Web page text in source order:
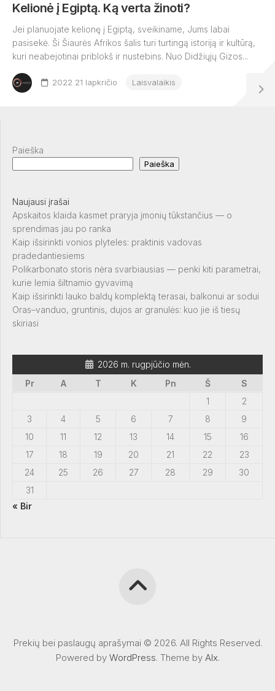
Kelionė į Egiptą. Ką verta žinoti?
Jei planuojate kelionę į Egiptą, sveikiname, Jums labai
pasisekė. Ši Šiaurės Afrikos šalis turi turtingą istoriją ir kultūrą,
kuri neabejotinai priblokš ir nustebins. Nuo Didžiųjų Gizos...
2022 21 lapkričio Laisvalaikis
Paieška
Paieška
Naujausi įrašai
Apskaitos klaida kasmet praryja įmonių tūkstančius — o
sprendimas jau po ranka
Kaip išsirinkti vonios plyteles: praktinis vadovas
pradedantiesiems
Polikarbonato storis nėra svarbiausias — penki kiti parametrai,
kurie lemia šiltnamio gyvavimą
Kaip išsirinkti lauko baldų komplektą terasai, balkonui ar sodui
Oras–vanduo, gruntinis, dujos ar granulės: kuo jie iš tiesų
skiriasi
2026 m. rugpjūčio mėn.
Pr
A T K Pn Š
S
1
2
3
4 5 6 7 8
9
10
11 12 13 14 15
16
17
18 19 20 21 22
23
24
25 26 27 28 29
30
31
« Bir
Prekių bei paslaugų aprašymai © 2026. All Rights Reserved.
Powered by WordPress. Theme by Alx.